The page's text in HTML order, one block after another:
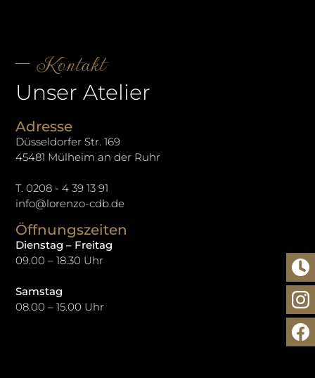
Kontakt
Unser Atelier
Adresse
Düsseldorfer Str. 169
45481 Mülheim an der Ruhr
T. 0208 - 4 39 13 91
info@lorenzo-cdb.de
Öffnungszeiten
Dienstag – Freitag
09.00 – 18.30 Uhr
Samstag
08.00 – 15.00 Uhr